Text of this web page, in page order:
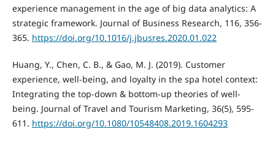
experience management in the age of big data analytics: A
strategic framework. Journal of Business Research, 116, 356-
365. https://doi.org/10.1016/j.jbusres.2020.01.022
Huang, Y., Chen, C. B., & Gao, M. J. (2019). Customer
experience, well-being, and loyalty in the spa hotel context:
Integrating the top-down & bottom-up theories of well-
being. Journal of Travel and Tourism Marketing, 36(5), 595-
611. https://doi.org/10.1080/10548408.2019.1604293